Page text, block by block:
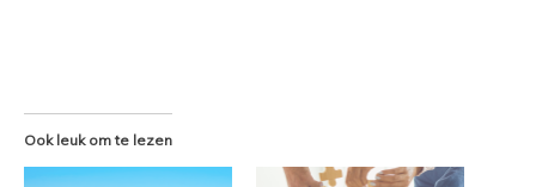
Ook leuk om te lezen